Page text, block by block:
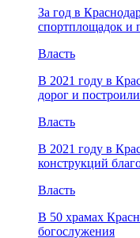
За год в
спортплощадок и
Власть
В 2021 году в
дорог и
Власть
В 2021 году в
конструкций
Власть
В 50 храмах
богослужения